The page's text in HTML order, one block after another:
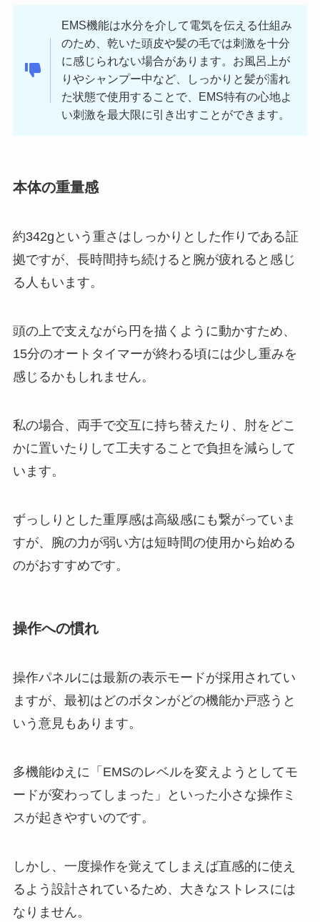
EMS機能は水分を介して電気を伝える仕組み
のため、乾いた頭皮や髪の毛では刺激を十分
に感じられない場合があります。お風呂上が
りやシャンプー中など、しっかりと髪が濡れ
た状態で使用することで、EMS特有の心地よ
い刺激を最大限に引き出すことができます。
本体の重量感
約342gという重さはしっかりとした作りである証
拠ですが、長時間持ち続けると腕が疲れると感じ
る人もいます。
頭の上で支えながら円を描くように動かすため、
15分のオートタイマーが終わる頃には少し重みを
感じるかもしれません。
私の場合、両手で交互に持ち替えたり、肘をどこ
かに置いたりして工夫することで負担を減らして
います。
ずっしりとした重厚感は高級感にも繋がっていま
すが、腕の力が弱い方は短時間の使用から始める
のがおすすめです。
操作への慣れ
操作パネルには最新の表示モードが採用されてい
ますが、最初はどのボタンがどの機能か戸惑うと
いう意見もあります。
多機能ゆえに「EMSのレベルを変えようとしてモ
ードが変わってしまった」といった小さな操作ミ
スが起きやすいのです。
しかし、一度操作を覚えてしまえば直感的に使え
るよう設計されているため、大きなストレスには
なりません。